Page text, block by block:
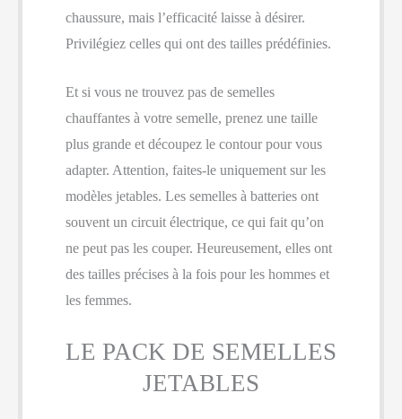
chaussure, mais l’efficacité laisse à désirer.
Privilégiez celles qui ont des tailles prédéfinies.
Et si vous ne trouvez pas de semelles
chauffantes à votre semelle, prenez une taille
plus grande et découpez le contour pour vous
adapter. Attention, faites-le uniquement sur les
modèles jetables. Les semelles à batteries ont
souvent un circuit électrique, ce qui fait qu’on
ne peut pas les couper. Heureusement, elles ont
des tailles précises à la fois pour les hommes et
les femmes.
LE PACK DE SEMELLES
JETABLES